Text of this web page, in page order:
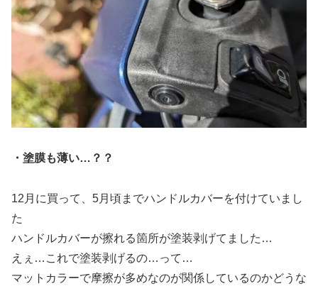
・塗膜も薄い…？？
12月に買って、5月頃までハンドルカバーを付けていまし
た
ハンドルカバーが擦れる箇所が塗装剥げてました…
えぇ…これで塗装剥げるの…って…
マットカラーで摩擦が多めなのが関係しているのかどうな